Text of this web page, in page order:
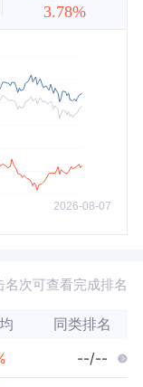
近5年
3.78%
名次可查看完成排名
同类排名
--/--